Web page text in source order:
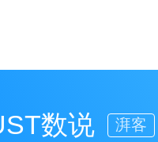
数说 湃客